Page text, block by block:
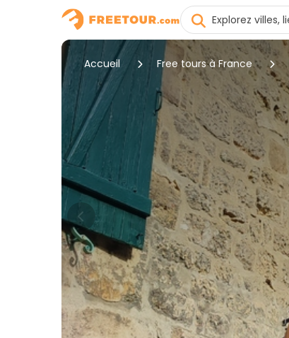
Accueil Free tours à France